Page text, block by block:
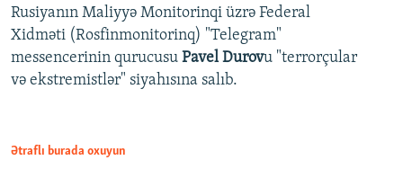
Rusiyanın Maliyyə Monitorinqi üzrə Federal
Xidməti (Rosfinmonitorinq) "Telegram"
messencerinin qurucusu Pavel Durovu "terrorçular
və ekstremistlər" siyahısına salıb.
Ətraflı burada oxuyun